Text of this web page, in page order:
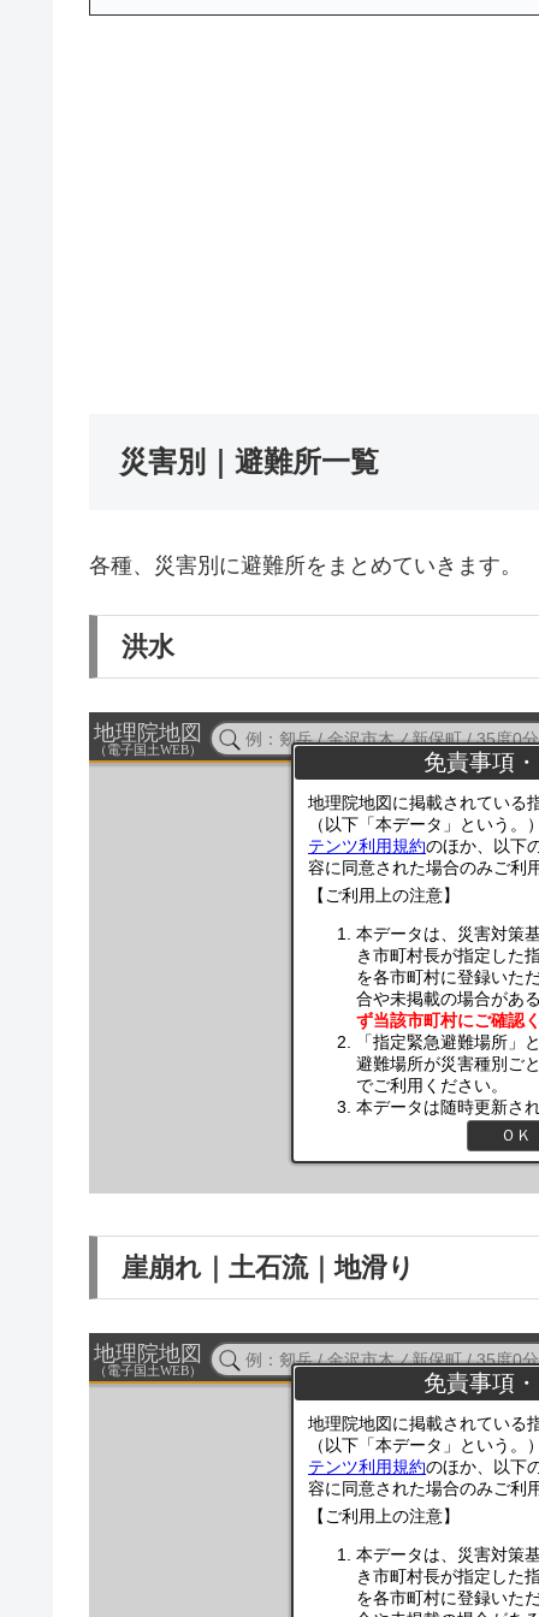
災害別｜避難所一覧
各種、災害別に避難所をまとめていきます。
洪水
崖崩れ｜土石流｜地滑り